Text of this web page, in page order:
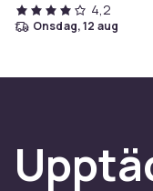
4,2
onsdag, 12 aug